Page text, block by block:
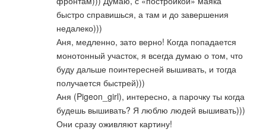
быстро справишься, а там и до завершения
недалеко)))
Аня, медленно, зато верно! Когда попадается
монотонный участок, я всегда думаю о том, что
буду дальше поинтересней вышивать, и тогда
получается быстрей)))
Аня (Pigeon_girl), интересно, а парочку ты когда
будешь вышивать? Я люблю людей вышивать)))
Они сразу оживляют картину!